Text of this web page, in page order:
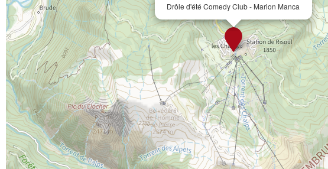
Drôle d'été Comedy Club - Marion Manca